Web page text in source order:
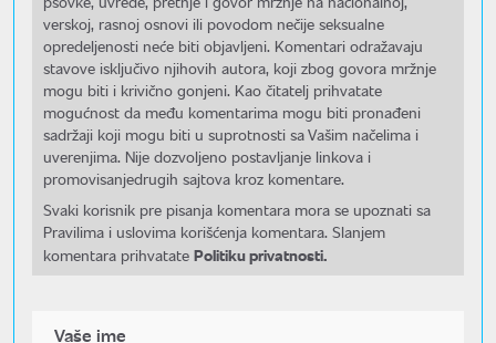
verskoj, rasnoj osnovi ili povodom nečije seksualne
opredeljenosti neće biti objavljeni. Komentari odražavaju
stavove isključivo njihovih autora, koji zbog govora mržnje
mogu biti i krivično gonjeni. Kao čitatelj prihvatate
mogućnost da među komentarima mogu biti pronađeni
sadržaji koji mogu biti u suprotnosti sa Vašim načelima i
uverenjima. Nije dozvoljeno postavljanje linkova i
promovisanjedrugih sajtova kroz komentare.
Svaki korisnik pre pisanja komentara mora se upoznati sa
Pravilima i uslovima korišćenja komentara. Slanjem
komentara prihvatate Politiku privatnosti.